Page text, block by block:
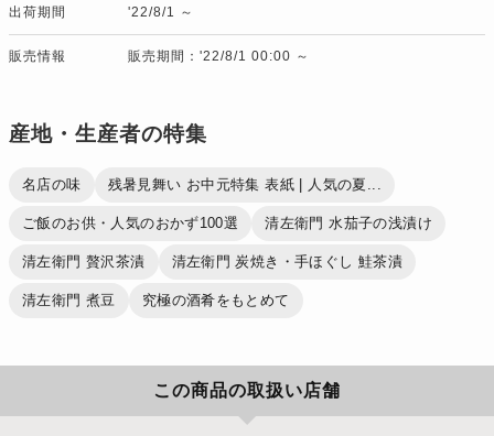
出荷期間 '22/8/1 ～
販売情報 販売期間：'22/8/1 00:00 ～
産地・生産者の特集
名店の味 残暑見舞い お中元特集 表紙 | 人気の夏...
ご飯のお供・人気のおかず100選 清左衛門 水茄子の浅漬け
清左衛門 贅沢茶漬 清左衛門 炭焼き・手ほぐし 鮭茶漬
清左衛門 煮豆 究極の酒肴をもとめて
この商品の取扱い店舗